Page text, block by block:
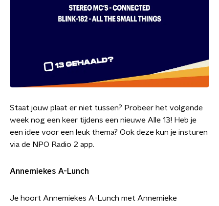
Staat jouw plaat er niet tussen? Probeer het volgende
week nog een keer tijdens een nieuwe Alle 13! Heb je
een idee voor een leuk thema? Ook deze kun je insturen
via de NPO Radio 2 app.
Annemiekes A-Lunch
Je hoort Annemiekes A-Lunch met Annemieke